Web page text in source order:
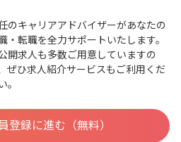
のキャリアアドバイザーがあなたの
・転職を全力サポートいたします。
開求人も多数ご用意していますの
ぜひ求人紹介サービスもご利用くだ
。
登録に進む（無料）